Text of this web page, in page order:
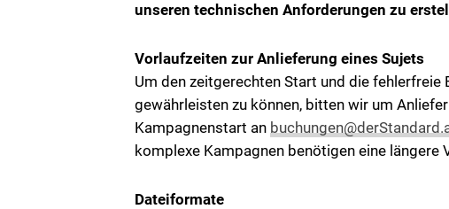
unseren technischen Anforderungen zu
Vorlaufzeiten zur Anlieferung eines Sujets
Um den zeitgerechten Start und die fehlerfreie
gewährleisten zu können, bitten wir um
Kampagnenstart an
komplexe Kampagnen benötigen eine längere
Dateiformate